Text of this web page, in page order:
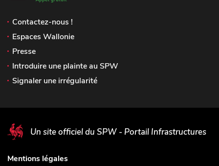
Contactez-nous !
Espaces Wallonie
Presse
Introduire une plainte au SPW
Signaler une irrégularité
Un site officiel du SPW - Portail Infrastructures
Mentions légales